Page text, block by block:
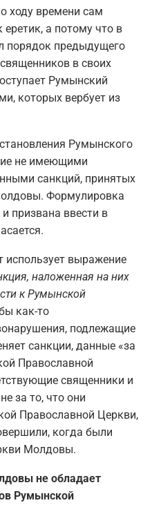
ходу времени сам
а потому что в
порядок предыдущего
в своих
Румынский
которых вербует из
Румынского
не имеющими
санкций, принятых
Формулировка
призвана ввести в
использует выражение
наложенная на них
к Румынской
как-то
подлежащие
санкции, данные «за
Православной
священники и
за то, что они
Православной Церкви,
когда были
Молдовы.
не обладает
Румынской